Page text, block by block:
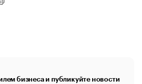
бизнеса и публикуйте новости